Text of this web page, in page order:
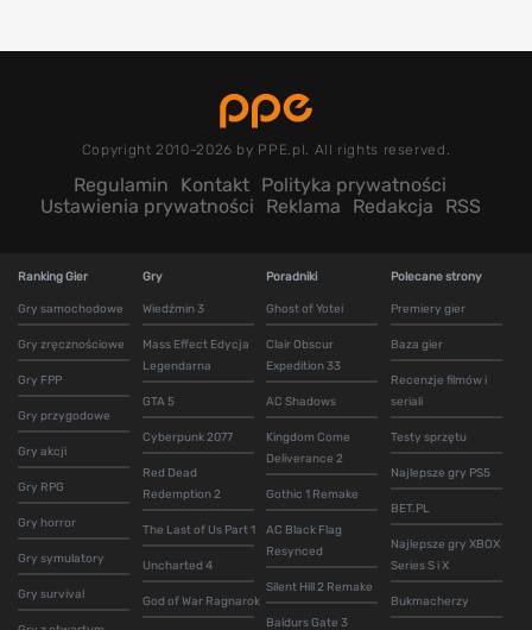
Copyright 2010-2026 by PPE.pl. All rights reserved.
Regulamin Kontakt Polityka prywatności
Ustawienia prywatności
Reklama Redakcja RSS
Ranking Gier
Gry samochodowe
Gry zręcznościowe
Gry FPP
Gry przygodowe
Gry akcji
Gry RPG
Gry horror
Gry symulatory
Gry survival
Gry
Wiedźmin 3
Mass Effect Edycja
Legendarna
GTA 5
Cyberpunk 2077
Red Dead
Redemption 2
The Last of Us Part 1
Uncharted 4
God of War Ragnarok
Poradniki
Ghost of Yotei
Clair Obscur
Expedition 33
AC Shadows
Kingdom Come
Deliverance 2
Gothic 1 Remake
AC Black Flag
Resynced
Silent Hill 2 Remake
Baldurs Gate 3
Polecane strony
Premiery gier
Baza gier
Recenzje filmów i
seriali
Testy sprzętu
Najlepsze gry PS5
BET.PL
Najlepsze gry XBOX
Series S i X
Bukmacherzy